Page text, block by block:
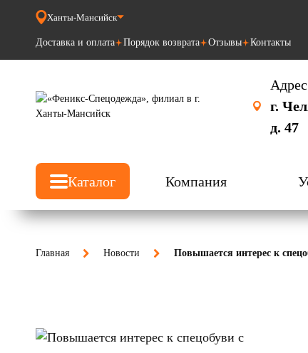
Ханты-Мансийск
Доставка и оплата Порядок возврата Отзывы Контакты
г.
д. 47
Каталог Компания
Главная Новости Повышается интерес к